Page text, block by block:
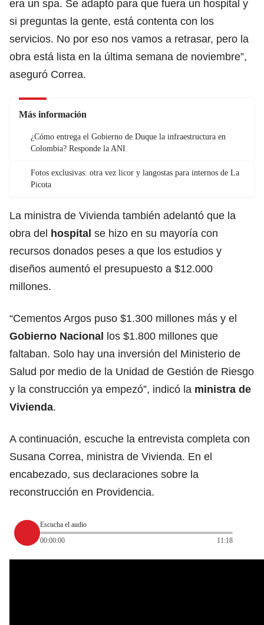
era un spa. Se adaptó para que fuera un hospital y
si preguntas la gente, está contenta con los
servicios. No por eso nos vamos a retrasar, pero la
obra está lista en la última semana de noviembre”,
aseguró Correa.
Más información
¿Cómo entrega el Gobierno de Duque la infraestructura en
Colombia? Responde la ANI
Fotos exclusivas: otra vez licor y langostas para internos de La
Picota
La ministra de Vivienda también adelantó que la
obra del hospital se hizo en su mayoría con
recursos donados peses a que los estudios y
diseños aumentó el presupuesto a $12.000
millones.
“Cementos Argos puso $1.300 millones más y el
Gobierno Nacional los $1.800 millones que
faltaban. Solo hay una inversión del Ministerio de
Salud por medio de la Unidad de Gestión de Riesgo
y la construcción ya empezó”, indicó la ministra de
Vivienda.
A continuación, escuche la entrevista completa con
Susana Correa, ministra de Vivienda. En el
encabezado, sus declaraciones sobre la
reconstrucción en Providencia.
Escucha el audio
00:00:00
11:18